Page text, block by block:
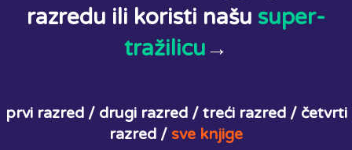
razredu ili koristi našu super-
tražilicu→
prvi razred / drugi razred / treći razred / četvrti
razred / sve knjige